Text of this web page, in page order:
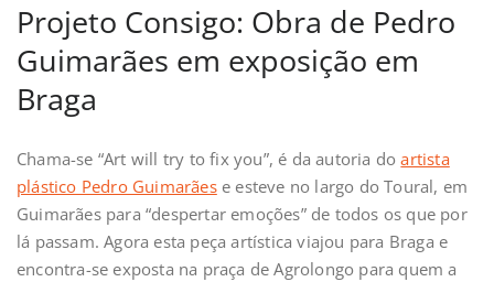
Projeto Consigo: Obra de Pedro
Guimarães em exposição em
Braga
Chama-se “Art will try to fix you”, é da autoria doartista
plástico Pedro Guimarãese esteve no largo do Toural, em
Guimarães para “despertar emoções” de todos os que por
lá passam. Agora esta peça artística viajou para Braga e
encontra-se exposta na praça de Agrolongo para quem a